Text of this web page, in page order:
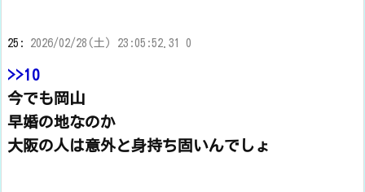
25: 2026/02/28(土) 23:05:52.31 0
>>10
今でも岡山
早婚の地なのか
大阪の人は意外と身持ち固いんでしょ